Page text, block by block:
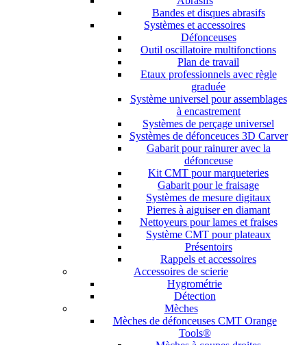
Bandes et disques abrasifs
Systèmes et accessoires
Défonceuses
Outil oscillatoire multifonctions
Plan de travail
Etaux professionnels avec règle
graduée
Système universel pour assemblages
à encastrement
Systèmes de perçage universel
Systèmes de défonceuces 3D Carver
Gabarit pour rainurer avec la
défonceuse
Kit CMT pour marqueteries
Gabarit pour le fraisage
Systèmes de mesure digitaux
Pierres à aiguiser en diamant
Nettoyeurs pour lames et fraises
Système CMT pour plateaux
Présentoirs
Rappels et accessoires
Accessoires de scierie
Hygrométrie
Détection
Mèches
Mèches de défonceuses CMT Orange
Tools®